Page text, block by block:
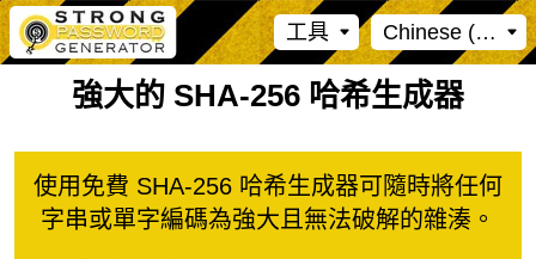
工具 Chinese
強大的 SHA-256 哈希生成器
使用免費 SHA-256 哈希生成器可隨時將任何
字串或單字編碼為強大且無法破解的雜湊。